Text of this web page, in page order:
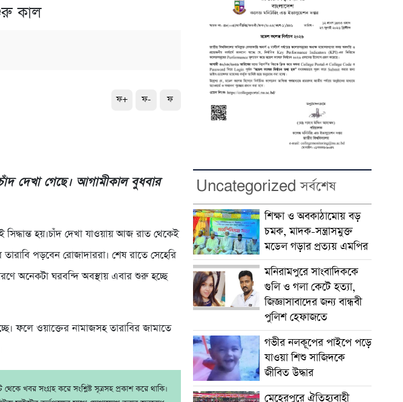
কাল
ফ+ ফ- ফ
দেখা গেছে। আগামীকাল বুধবার
সিদ্ধান্ত হয়।চাঁদ দেখা যাওয়ায় আজ রাত থেকেই
পড়বেন রোজাদাররা। শেষ রাতে সেহেরি
অনেকটা ঘরবন্দি অবস্থায় এবার শুরু হচ্ছে
ফলে ওয়াক্তের নামাজসহ তারাবির জামাতে
খবর সংগ্রহ করে সংশ্লিষ্ট সূত্রসহ প্রকাশ করে থাকি।
Uncategorized সর্বশেষ
শিক্ষা ও অবকাঠামোয় বড়
চমক, মাদক-সন্ত্রাসমুক্ত
মডেল গড়ার প্রত্যয় এমপির
মনিরামপুরে সাংবাদিককে
গুলি ও গলা কেটে হত্যা,
জিজ্ঞাসাবাদের জন্য বান্ধবী
পুলিশ হেফাজতে
গভীর নলকূপের পাইপে পড়ে
যাওয়া শিশু সাজিদকে
জীবিত উদ্ধার
মেহেরপুরে ঐতিহ্যবাহী